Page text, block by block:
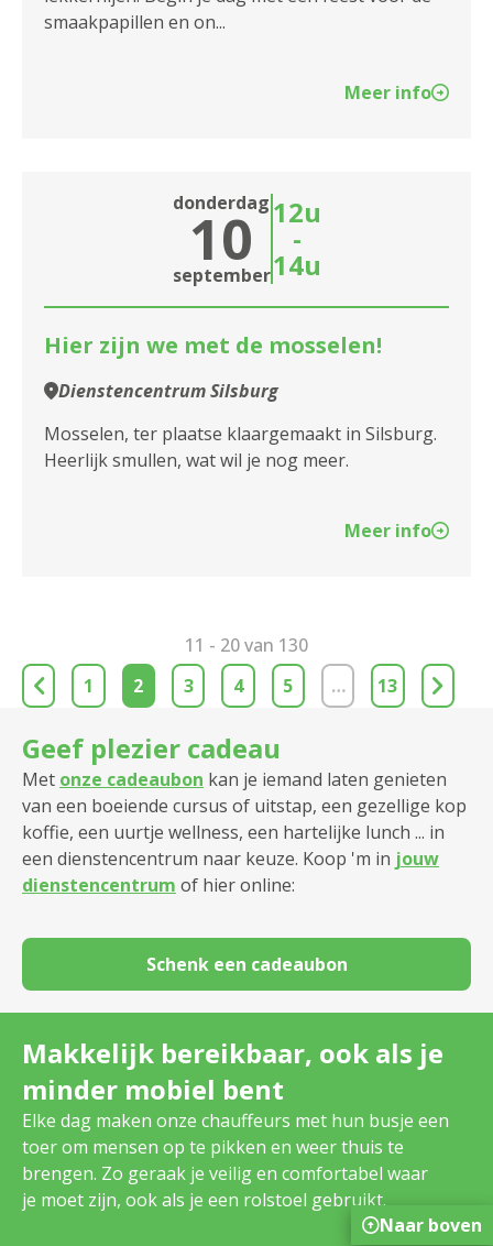
smaakpapillen en on...
Meer info
donderdag
10
september
12u
-
14u
Hier zijn we met de mosselen!
Dienstencentrum Silsburg
Mosselen, ter plaatse klaargemaakt in Silsburg.
Heerlijk smullen, wat wil je nog meer.
Meer info
11 - 20 van 130
1
2 3 4 5 … 13
Geef plezier cadeau
Met onze cadeaubon kan je iemand laten genieten
van een boeiende cursus of uitstap, een gezellige kop
koffie, een uurtje wellness, een hartelijke lunch ... in
een dienstencentrum naar keuze. Koop 'm in jouw
dienstencentrum of hier online:
Schenk een cadeaubon
Makkelijk bereikbaar, ook als je
minder mobiel bent
Elke dag maken onze chauffeurs met hun busje een
toer om mensen op te pikken en weer thuis te
brengen. Zo geraak je veilig en comfortabel waar
je moet zijn, ook als je een rolstoel gebruikt.
Naar boven